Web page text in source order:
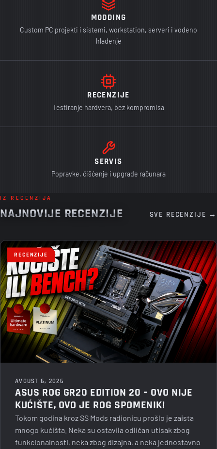
MODDING
Custom PC projekti i sistemi, workstation, serveri i vodeno
hlađenje
RECENZIJE
Testiranje hardvera, bez kompromisa
SERVIS
Popravke, čišćenje i upgrade računara
IZ RECENZIJA
NAJNOVIJE RECENZIJE SVE RECENZIJE →
RECENZIJE
AVGUST 6, 2026
ASUS ROG GR20 EDITION 20 – OVO NIJE
KUĆIŠTE, OVO JE ROG SPOMENIK!
Tokom godina kroz SS Mods radionicu prošlo je zaista
mnogo kućišta. Neka su ostavila odličan utisak zbog
funkcionalnosti, neka zbog dizajna, a neka jednostavno